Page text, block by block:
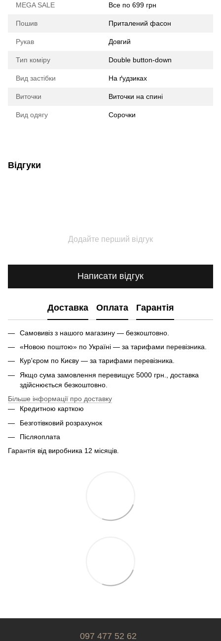
MEGA SALE Все по 699 грн
Пошив Приталений фасон
Рукав Довгий
Тип коміру Double button-down
Вид застібки На ґудзиках
Виточки Виточки на спині
Вид одягу Сорочки
Відгуки
Додайте перший відгук
Написати відгук
Доставка Оплата Гарантія
Самовивіз з нашого магазину — безкоштовно.
«Новою поштою» по Україні — за тарифами перевізника.
Кур'єром по Києву — за тарифами перевізника.
Якщо сума замовлення перевищує 5000 грн., доставка
здійснюється безкоштовно.
Більше інформації про доставку
Кредитною карткою
Безготівковий розрахунок
Післяоплата
Гарантія від виробника 12 місяців.
097 477 52 62